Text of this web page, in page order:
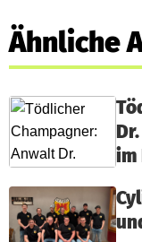
Ähnliche
im